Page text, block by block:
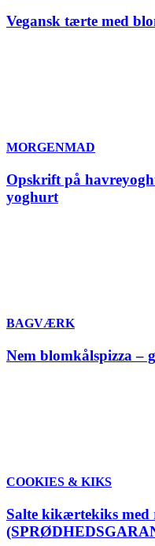
Vegansk tærte med
MORGENMAD
Opskrift på
yoghurt
BAGVÆRK
Nem blomkålspizza –
COOKIES & KIKS
Salte kikærtekiks med